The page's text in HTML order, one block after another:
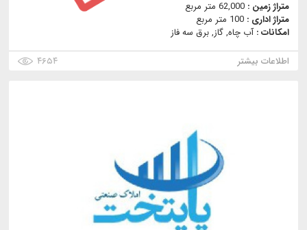
متراژ زمین : 62,000 متر مربع
متراژ اداری : 100 متر مربع
امکانات :آب چاه, گاز, برق سه فاز
اطلاعات بیشتر
۴۶۵۴